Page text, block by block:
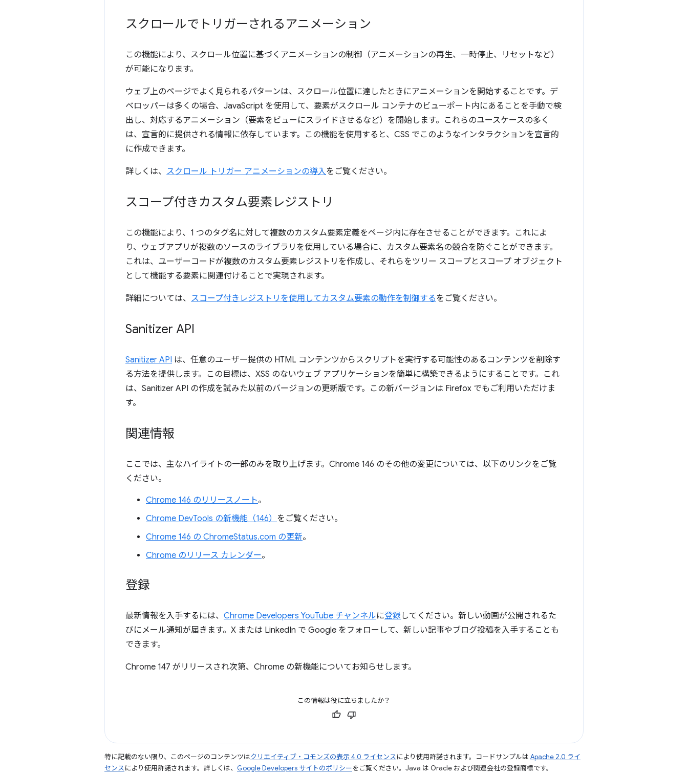
スクロールでトリガーされるアニメーション
この機能により、スクロール位置に基づくアニメーションの制御（アニメーションの再生、一時停止、リセットなど）
が可能になります。
ウェブ上のページでよく見られるパターンは、スクロール位置に達したときにアニメーションを開始することです。デ
ベロッパーは多くの場合、JavaScript を使用して、要素がスクロール コンテナのビューポート内にあることを手動で検
出し、対応するアニメーション（要素をビューにスライドさせるなど）を開始します。これらのユースケースの多く
は、宣言的に提供される情報に依存しています。この機能を使用すると、CSS でこのようなインタラクションを宣言的
に作成できます。
詳しくは、 スクロール トリガー アニメーションの導入をご覧ください。
スコープ付きカスタム要素レジストリ
この機能により、1 つのタグ名に対して複数のカスタム要素定義をページ内に存在させることができます。これによ
り、ウェブアプリが複数のソースのライブラリを使用している場合に、カスタム要素名の競合を防ぐことができます。
これは、ユーザーコードが複数のカスタム要素レジストリを作成し、それらをツリー スコープとスコープ オブジェクト
として機能する要素に関連付けることで実現されます。
詳細については、 スコープ付きレジストリを使用してカスタム要素の動作を制御するをご覧ください。
Sanitizer API
Sanitizer API は、任意のユーザー提供の HTML コンテンツからスクリプトを実行する可能性のあるコンテンツを削除す
る方法を提供します。この目標は、XSS のないウェブ アプリケーションを簡単に構築できるようにすることです。これ
は、Sanitizer API の作成を試みた以前のバージョンの更新版です。この新バージョンは Firefox でもご利用いただけま
す。
関連情報
ここでは、主なハイライトの一部のみを取り上げます。Chrome 146 のその他の変更については、以下のリンクをご覧
ください。
Chrome 146 のリリースノート。
Chrome DevTools の新機能（146） をご覧ください。
Chrome 146 の ChromeStatus.com の更新。
Chrome のリリース カレンダー。
登録
最新情報を入手するには、 Chrome Developers YouTube チャンネルに登録 してください。新しい動画が公開されるた
びにメール通知が届きます。X または LinkedIn で Google をフォローして、新しい記事やブログ投稿を入手することも
できます。
Chrome 147 がリリースされ次第、Chrome の新機能についてお知らせします。
この情報は役に立ちましたか？
特に記載のない限り、このページのコンテンツはクリエイティブ・コモンズの表示 4.0 ライセンスにより使用許諾されます。コードサンプルは Apache 2.0 ライ
センスにより使用許諾されます。詳しくは、 Google Developers サイトのポリシーをご覧ください。Java は Oracle および関連会社の登録商標です。